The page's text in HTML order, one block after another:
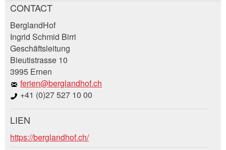
Annonces répréhensibles
Vos commentaires sont grandement appréciés!
Commentaires généraux
Cette annonce n'est plus valable
Annonce incomplète
Recommander l'annonce
Recommandez cette annonce à des amis.
CONTACT
BerglandHof
Ingrid Schmid Birri
Geschäftsleitung
Bieutistrasse 10
3995 Ernen
ferien@berglandhof.ch
+41 (0)27 527 10 00
Demande de réservation
LIEN
https://berglandhof.ch/